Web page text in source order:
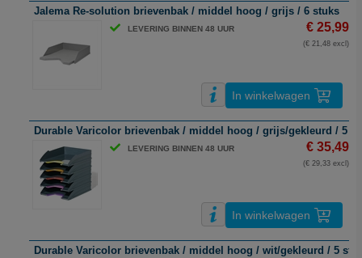
Jalema Re-solution brievenbak / middel hoog / grijs / 6 stuks
LEVERING BINNEN 48 UUR € 25,99
(€ 21,48 excl)
In winkelwagen
Durable Varicolor brievenbak / middel hoog / grijs/gekleurd / 5
LEVERING BINNEN 48 UUR € 35,49
(€ 29,33 excl)
In winkelwagen
Durable Varicolor brievenbak / middel hoog / wit/gekleurd / 5